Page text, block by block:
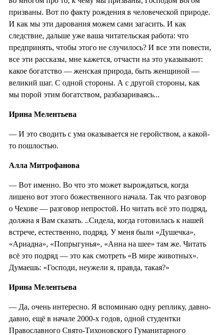
призваны. Вот по факту рождения в человеческой природе.
И как мы эти дарования можем сами загасить. И как
следствие, дальше уже ваша читательская работа: что
предпринять, чтобы этого не случилось? И все эти повести,
все эти рассказы, мне кажется, отчасти на это указывают:
какое богатство — женская природа, быть женщиной —
великий шаг. С одной стороны. А с другой стороны, как
мы порой этим богатством, разбазариваясь...
Ирина Мелентьева
— И это сводить с ума оказывается не геройством, а какой-
то пошлостью.
Алла Митрофанова
— Вот именно. Во что это может вырождаться, когда
лишено вот этого божественного начала. Так что разговор
о Чехове — разговор непростой. Но читать всё это подряд,
должна я Вам сказать. ..Сидела, когда готовилась к нашей
встрече, естественно, подряд. У меня были «Душечка»,
«Ариадна», «Попрыгунья», «Анна на шее» там же. Читать
всё это подряд — это как смотреть «В мире животных».
Думаешь: «Господи, неужели я, правда, такая?»
Ирина Мелентьева
— Да, очень интересно. Я вспоминаю одну реплику, давно-
давно, ещё в начале 2000-х годов, одной студентки
Православного Свято-Тихоновского Гуманитарного